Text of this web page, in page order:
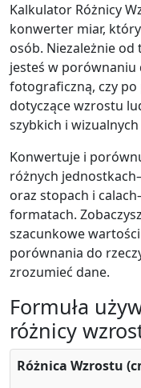
Kalkulator Różnicy
konwerter miar,
osób. Niezależnie od
jesteś w porównaniu
fotograficzną, czy
dotyczące wzrostu
szybkich i
Konwertuje i
różnych
oraz stopach i
formatach.
szacunkowe
porównania do
zrozumieć dane.
Formuła
różnicy
Różnica Wzrostu